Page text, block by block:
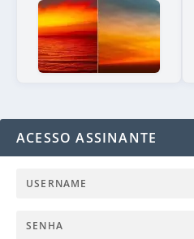
ACESSO ASSINANTE